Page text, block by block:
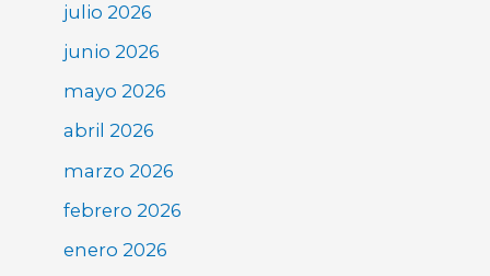
julio 2026
junio 2026
mayo 2026
abril 2026
marzo 2026
febrero 2026
enero 2026